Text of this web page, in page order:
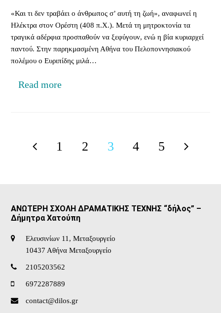
«Και τι δεν τραβάει ο άνθρωπος σ’ αυτή τη ζωή», αναφωνεί η
Ηλέκτρα στον Ορέστη (408 π.Χ.). Μετά τη μητροκτονία τα
τραγικά αδέρφια προσπαθούν να ξεφύγουν, ενώ η βία κυριαρχεί
παντού. Στην παρηκμασμένη Αθήνα του Πελοποννησιακού
πολέμου ο Ευριπίδης μιλά…
Read more
PreviousPage
1 Page
2 Page
3 Page
4 Page
5 Next
ΑΝΩΤΕΡΗ ΣΧΟΛΗ ΔΡΑΜΑΤΙΚΗΣ ΤΕΧΝΗΣ “δήλος” –
Δήμητρα Χατούπη
Ελευσινίων 11, Μεταξουργείο
10437 Αθήνα Μεταξουργείο
2105203562
6972287889
contact@dilos.gr